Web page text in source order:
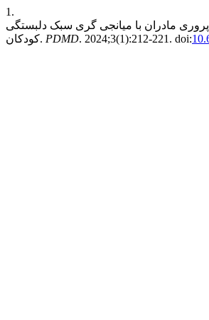
1.
مادران با میانجی گری سبک دلبستگی
کودکان. PDMD. 2024;3(1):212-221. doi: